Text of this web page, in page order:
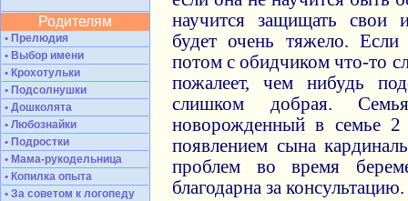
Родителям
• Прелюдия
• Выбор имени
• Крохотульки
• Подсолнушки
• Дошколята
• Любознайки
• Подростки
• Мама-рукодельница
• Копилка опыта
• За советом к логопеду
научится защищать свои
будет очень тяжело.
потом с обидчиком что-то
пожалеет, чем нибудь
слишком добрая.
новорожденный в семье 2
появлением сына
проблем во время
благодарна за консультацию.